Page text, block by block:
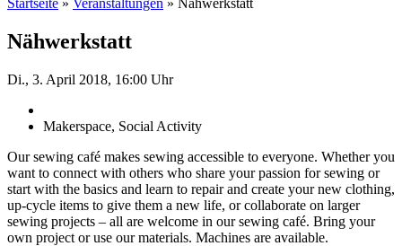
Nähwerkstatt
Di., 3. April 2018, 16:00 Uhr
Makerspace, Social Activity
Our sewing café makes sewing accessible to everyone. Whether you
want to connect with others who share your passion for sewing or
start with the basics and learn to repair and create your new clothing,
up-cycle items to give them a new life, or collaborate on larger
sewing projects – all are welcome in our sewing café. Bring your
own project or use our materials. Machines are available.